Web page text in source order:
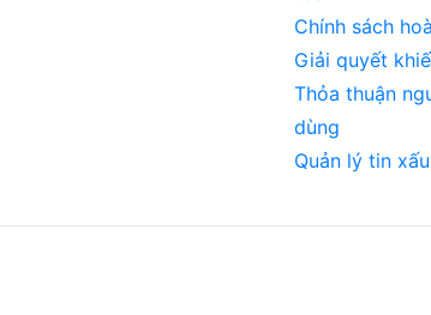
Chính sách
Giải quyết
Thỏa thuận
dùng
Quản lý tin xấu